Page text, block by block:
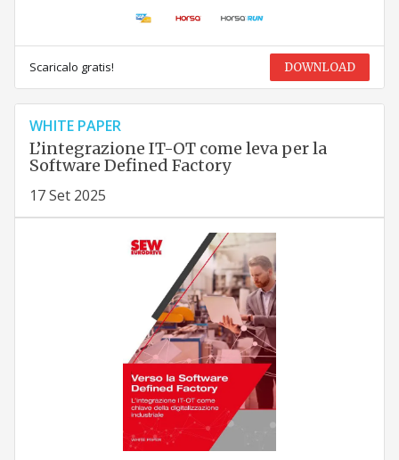
Scaricalo gratis! DOWNLOAD
WHITE PAPER
L’integrazione IT-OT come leva per la
Software Defined Factory
17 Set 2025